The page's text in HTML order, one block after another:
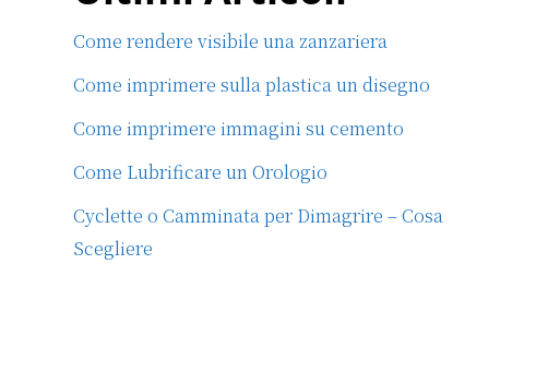
Come rendere visibile una zanzariera
Come imprimere sulla plastica un disegno
Come imprimere immagini su cemento
Come Lubrificare un Orologio
Cyclette o Camminata per Dimagrire – Cosa
Scegliere